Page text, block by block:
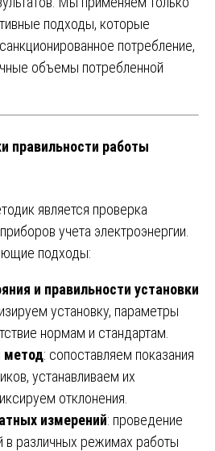
подходы, которые
потребление,
объемы потребленной
правильности работы
является проверка
учета электроэнергии.
подходы:
и правильности установки
установку, параметры
нормам и стандартам.
метод: сопоставляем показания
устанавливаем их
отклонения.
измерений: проведение
в различных режимах работы